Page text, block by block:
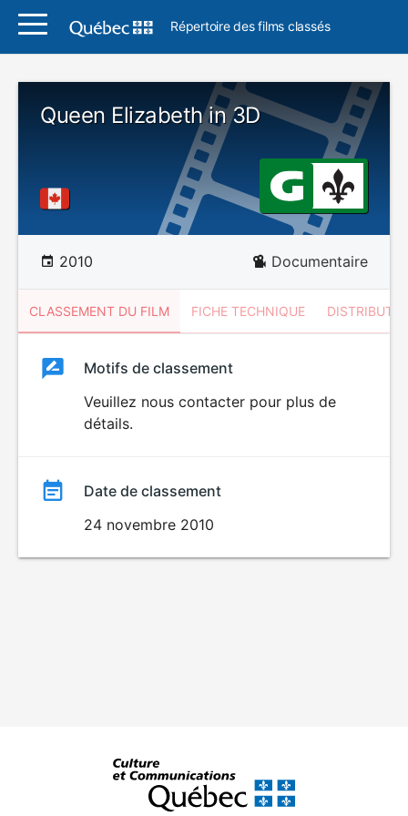
Répertoire des films classés
Queen Elizabeth in 3D
2010 Documentaire
CLASSEMENT DU FILM FICHE TECHNIQUE
ClassementClassement
Motifs de classement
Veuillez nous contacter pour plus de
détails.
Date de classement
24 novembre 2010